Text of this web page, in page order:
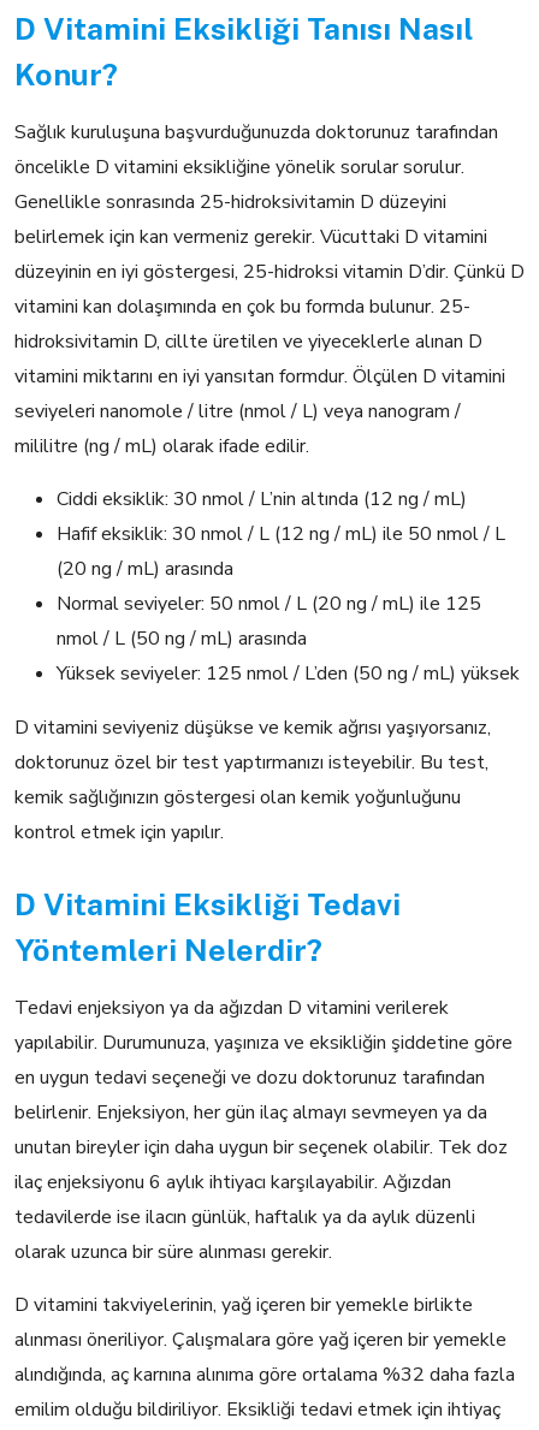
D Vitamini Eksikliği Tanısı Nasıl
Konur?
Sağlık kuruluşuna başvurduğunuzda doktorunuz tarafından
öncelikle D vitamini eksikliğine yönelik sorular sorulur.
Genellikle sonrasında 25-hidroksivitamin D düzeyini
belirlemek için kan vermeniz gerekir. Vücuttaki D vitamini
düzeyinin en iyi göstergesi, 25-hidroksi vitamin D’dir. Çünkü D
vitamini kan dolaşımında en çok bu formda bulunur. 25-
hidroksivitamin D, cillte üretilen ve yiyeceklerle alınan D
vitamini miktarını en iyi yansıtan formdur. Ölçülen D vitamini
seviyeleri nanomole / litre (nmol / L) veya nanogram /
mililitre (ng / mL) olarak ifade edilir.
Ciddi eksiklik: 30 nmol / L’nin altında (12 ng / mL)
Hafif eksiklik: 30 nmol / L (12 ng / mL) ile 50 nmol / L
(20 ng / mL) arasında
Normal seviyeler: 50 nmol / L (20 ng / mL) ile 125
nmol / L (50 ng / mL) arasında
Yüksek seviyeler: 125 nmol / L’den (50 ng / mL) yüksek
D vitamini seviyeniz düşükse ve kemik ağrısı yaşıyorsanız,
doktorunuz özel bir test yaptırmanızı isteyebilir. Bu test,
kemik sağlığınızın göstergesi olan kemik yoğunluğunu
kontrol etmek için yapılır.
D Vitamini Eksikliği Tedavi
Yöntemleri Nelerdir?
Tedavi enjeksiyon ya da ağızdan D vitamini verilerek
yapılabilir. Durumunuza, yaşınıza ve eksikliğin şiddetine göre
en uygun tedavi seçeneği ve dozu doktorunuz tarafından
belirlenir. Enjeksiyon, her gün ilaç almayı sevmeyen ya da
unutan bireyler için daha uygun bir seçenek olabilir. Tek doz
ilaç enjeksiyonu 6 aylık ihtiyacı karşılayabilir. Ağızdan
tedavilerde ise ilacın günlük, haftalık ya da aylık düzenli
olarak uzunca bir süre alınması gerekir.
D vitamini takviyelerinin, yağ içeren bir yemekle birlikte
alınması öneriliyor. Çalışmalara göre yağ içeren bir yemekle
alındığında, aç karnına alınıma göre ortalama %32 daha fazla
emilim olduğu bildiriliyor. Eksikliği tedavi etmek için ihtiyaç